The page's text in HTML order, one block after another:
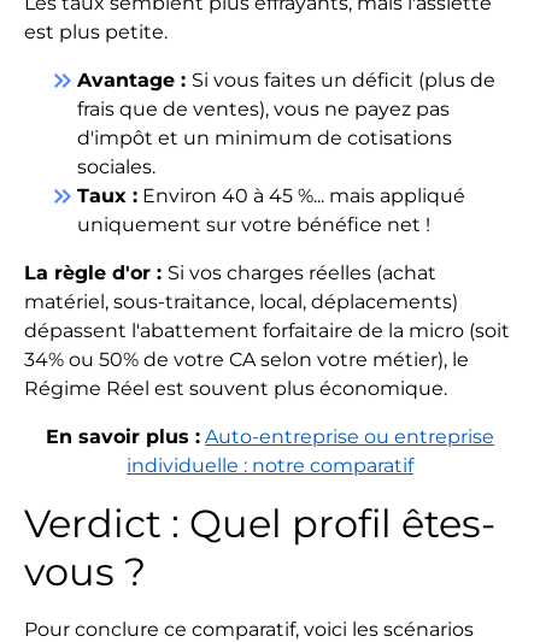
est plus petite.
keyboard_double_arrow_right Avantage : Si vous faites un déficit (plus de
frais que de ventes), vous ne payez pas
d'impôt et un minimum de cotisations
sociales.
keyboard_double_arrow_right Taux : Environ 40 à 45 %... mais appliqué
uniquement sur votre bénéfice net !
La règle d'or : Si vos charges réelles (achat
matériel, sous-traitance, local, déplacements)
dépassent l'abattement forfaitaire de la micro (soit
34% ou 50% de votre CA selon votre métier), le
Régime Réel est souvent plus économique.
En savoir plus : Auto-entreprise ou entreprise
individuelle : notre comparatif
Verdict : Quel profil êtes-
vous ?
Pour conclure ce comparatif, voici les scénarios